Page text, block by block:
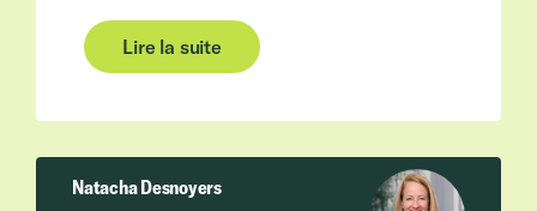
Lire la suite
Natacha Desnoyers